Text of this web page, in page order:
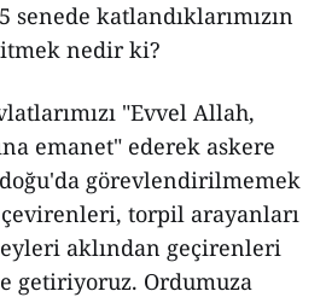
senede katlandıklarımızın
nedir ki?
"Evvel Allah,
emanet" ederek askere
görevlendirilmemek
torpil arayanları
aklından geçirenleri
getiriyoruz. Ordumuza